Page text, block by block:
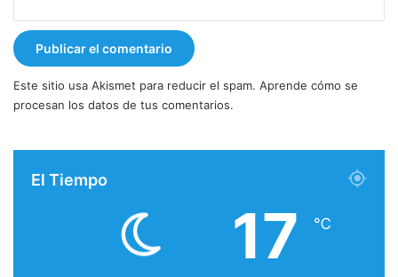
Este sitio usa Akismet para reducir el spam. Aprende cómo se
procesan los datos de tus comentarios.
El Tiempo
17 ℃